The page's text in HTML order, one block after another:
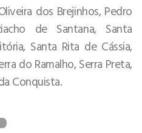
dos Brejinhos, Pedro
de Santana, Santa
Santa Rita de Cássia,
do Ramalho, Serra Preta,
Conquista.